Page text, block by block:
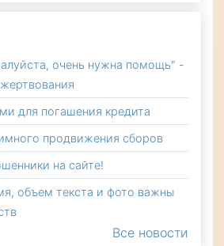
очень нужна помощь" -
для погашения кредита
продвижения сборов
на сайте!
объем текста и фото важны
Все новости